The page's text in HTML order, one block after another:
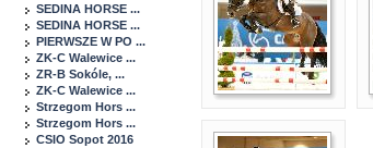
SEDINA HORSE ...
SEDINA HORSE ...
PIERWSZE W PO ...
ZK-C Walewice ...
ZR-B Sokóle, ...
ZK-C Walewice ...
Strzegom Hors ...
Strzegom Hors ...
CSIO Sopot 2016